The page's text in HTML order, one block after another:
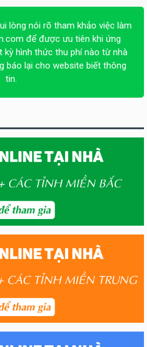
lòng nói rõ tham khảo việc làm
để được ưu tiên khi ứng
kỳ hình thức thu phí nào từ nhà
báo lại cho website biết thông
tin.